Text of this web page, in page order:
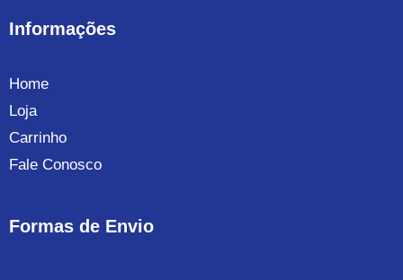
Informações
Home
Loja
Carrinho
Fale Conosco
Formas de Envio